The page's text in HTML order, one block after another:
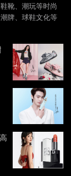
靴、潮玩等时尚
牌、球鞋文化等